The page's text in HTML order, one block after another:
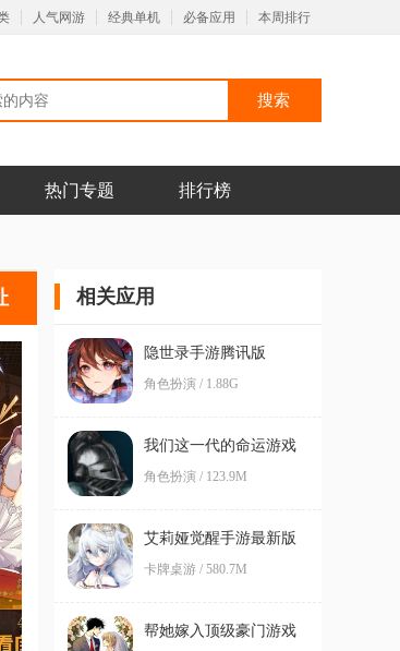
人气网游 经典单机 必备应用 本周排行
热门专题 排行榜
相关应用
隐世录手游腾讯版
角色扮演 / 1.88G
我们这一代的命运游戏
官方版
角色扮演 / 123.9M
艾莉娅觉醒手游最新版
卡牌桌游 / 580.7M
帮她嫁入顶级豪门游戏